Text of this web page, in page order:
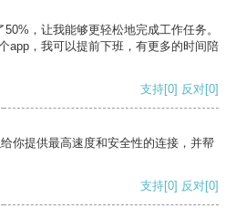
，让我能够更轻松地完成工作任务。
app，我可以提前下班，有更多的时间陪
支持[0] 反对[0]
你提供最高速度和安全性的连接，并帮
支持[0] 反对[0]